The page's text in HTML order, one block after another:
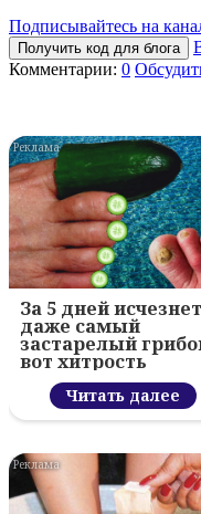
Подписывайтесь на
Получить код для блога
Комментарии: 0
За 5 дней исчезнет
даже самый
застарелый
вот хитрость
Читать далее